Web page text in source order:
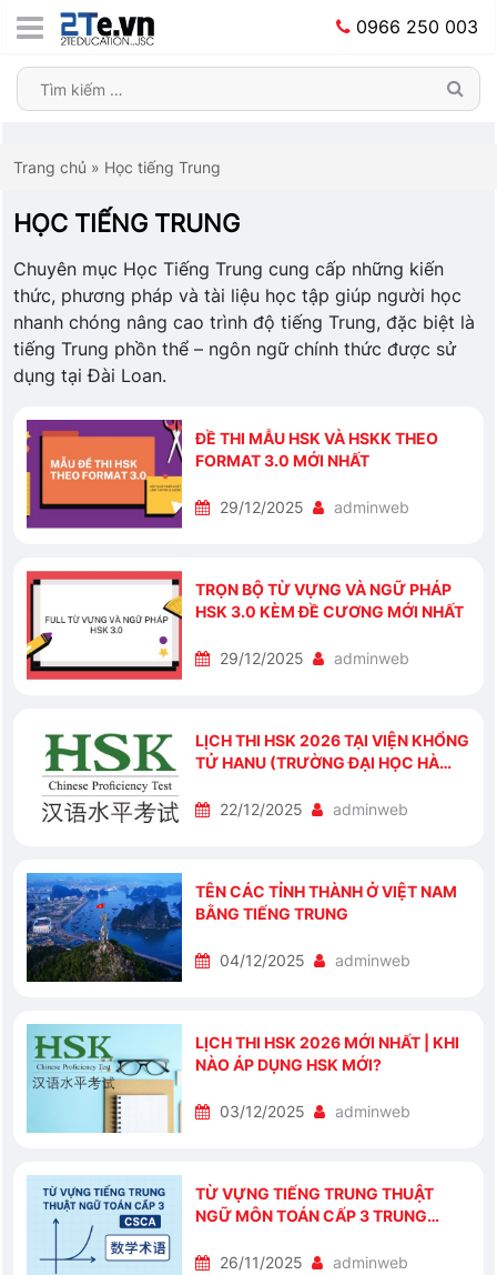
0966 250 003
Trang chủ » Học tiếng Trung
HỌC TIẾNG TRUNG
Chuyên mục Học Tiếng Trung cung cấp những kiến
thức, phương pháp và tài liệu học tập giúp người học
nhanh chóng nâng cao trình độ tiếng Trung, đặc biệt là
tiếng Trung phồn thể – ngôn ngữ chính thức được sử
dụng tại Đài Loan.
ĐỀ THI MẪU HSK VÀ HSKK THEO
FORMAT 3.0 MỚI NHẤT
29/12/2025 adminweb
TRỌN BỘ TỪ VỰNG VÀ NGỮ PHÁP
HSK 3.0 KÈM ĐỀ CƯƠNG MỚI NHẤT
29/12/2025 adminweb
LỊCH THI HSK 2026 TẠI VIỆN KHỔNG
TỬ HANU (TRƯỜNG ĐẠI HỌC HÀ
22/12/2025
adminweb
TÊN CÁC TỈNH THÀNH Ở VIỆT NAM
BẰNG TIẾNG TRUNG
04/12/2025 adminweb
LỊCH THI HSK 2026 MỚI NHẤT | KHI
NÀO ÁP DỤNG HSK MỚI?
03/12/2025 adminweb
TỪ VỰNG TIẾNG TRUNG THUẬT
NGỮ MÔN TOÁN CẤP 3 TRUNG
26/11/2025
adminweb